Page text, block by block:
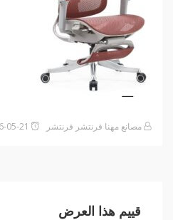
مصانع مهنا فرنتشر فرنتشر
قييم هذا العرض